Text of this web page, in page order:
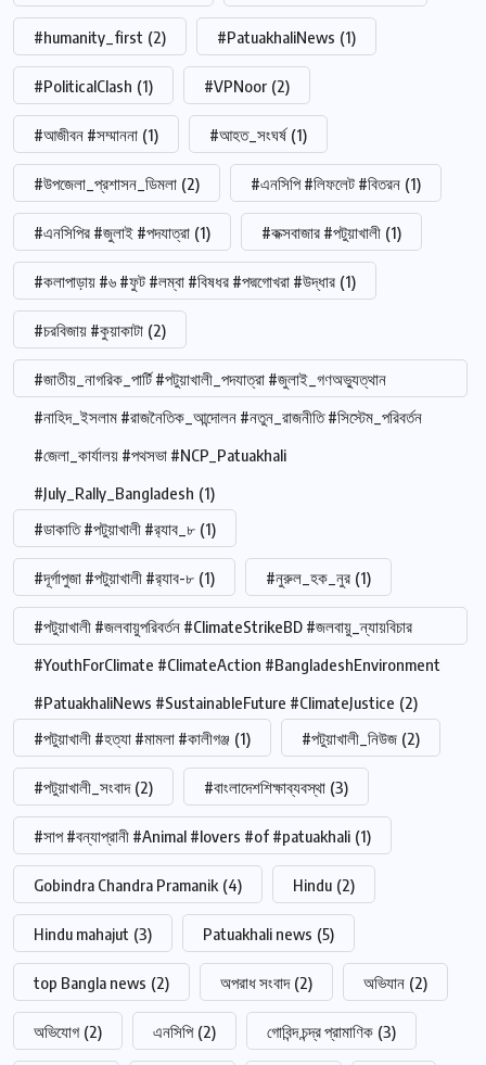
#humanity_first (2) #PatuakhaliNews (1)
#PoliticalClash (1) #VPNoor (2)
#আজীবন #সম্মাননা (1) #আহত_সংঘর্ষ (1)
#উপজেলা_প্রশাসন_ডিমলা (2) #এনসিপি #লিফলেট #বিতরন (1)
#এনসিপির #জুলাই #পদযাত্রা (1) #কক্সবাজার #পটুয়াখালী (1)
#কলাপাড়ায় #৬ #ফুট #লম্বা #বিষধর #পদ্মগোখরা #উদ্ধার (1)
#চরবিজায় #কুয়াকাটা (2)
#জাতীয়_নাগরিক_পার্টি #পটুয়াখালী_পদযাত্রা #জুলাই_গণঅভ্যুত্থান
#নাহিদ_ইসলাম #রাজনৈতিক_আন্দোলন #নতুন_রাজনীতি #সিস্টেম_পরিবর্তন
#জেলা_কার্যালয় #পথসভা #NCP_Patuakhali
#July_Rally_Bangladesh (1)
#ডাকাতি #পটুয়াখালী #র‍্যাব_৮ (1)
#দূর্গাপুজা #পটুয়াখালী #র‍্যাব-৮ (1) #নুরুল_হক_নুর (1)
#পটুয়াখালী #জলবায়ুপরিবর্তন #ClimateStrikeBD #জলবায়ু_ন্যায়বিচার
#YouthForClimate #ClimateAction #BangladeshEnvironment
#PatuakhaliNews #SustainableFuture #ClimateJustice (2)
#পটুয়াখালী #হত্যা #মামলা #কালীগঞ্জ (1) #পটুয়াখালী_নিউজ (2)
#পটুয়াখালী_সংবাদ (2) #বাংলাদেশশিক্ষাব্যবস্থা (3)
#সাপ #বন্যাপ্রানী #Animal #lovers #of #patuakhali (1)
Gobindra Chandra Pramanik (4) Hindu (2)
Hindu mahajut (3) Patuakhali news (5)
top Bangla news (2) অপরাধ সংবাদ (2) অভিযান (2)
অভিযোগ (2) এনসিপি (2) গোবিন্দ চন্দ্র প্রামাণিক (3)